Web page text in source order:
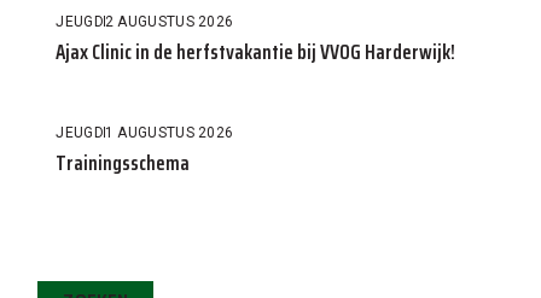
JEUGD2 AUGUSTUS 2026
Ajax Clinic in de herfstvakantie bij VVOG Harderwijk!
JEUGD1 AUGUSTUS 2026
Trainingsschema